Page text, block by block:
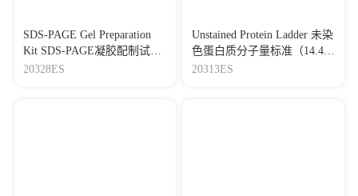
SDS-PAGE Gel Preparation
Kit SDS-PAGE凝胶配制试剂
盒
20328ES
Unstained Protein Ladder 未染
色蛋白质分子量标准（14.4-
116.0 kDa）
20313ES